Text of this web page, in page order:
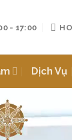
- 17:00
Dịch Vụ